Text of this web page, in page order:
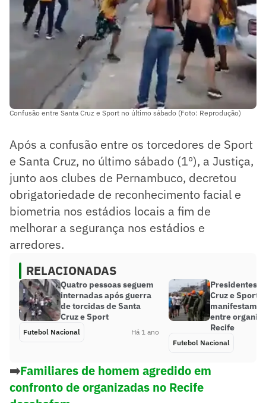
Confusão entre Santa Cruz e Sport no último sábado (Foto: Reprodução)
Após a confusão entre os torcedores de Sport
e Santa Cruz, no último sábado (1º), a Justiça,
junto aos clubes de Pernambuco, decretou
obrigatoriedade de reconhecimento facial e
biometria nos estádios locais a fim de
melhorar a segurança nos estádios e
arredores.
RELACIONADAS
Quatro pessoas seguem
internadas após guerra
de torcidas de Santa
Cruz e Sport
Futebol Nacional Há 1 ano
Presidentes
Cruz e Sport
manifestam
entre
Recife
Futebol Nacional
➡️Familiares de homem agredido em
confronto de organizadas no Recife